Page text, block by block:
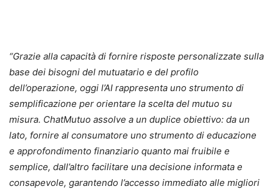
“Grazie alla capacità di fornire risposte personalizzate sulla
base dei bisogni del mutuatario e del profilo
dell’operazione, oggi l’AI rappresenta uno strumento di
semplificazione per orientare la scelta del mutuo su
misura. ChatMutuo assolve a un duplice obiettivo: da un
lato, fornire al consumatore uno strumento di educazione
e approfondimento finanziario quanto mai fruibile e
semplice, dall’altro facilitare una decisione informata e
consapevole, garantendo l’accesso immediato alle migliori